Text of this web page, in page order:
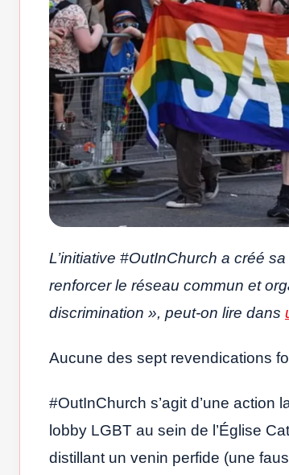
L’initiative #OutInChurch a créé
renforcer le réseau commun et
discrimination », peut-on lire dans
Aucune des sept revendications
#OutInChurch s’agit d’une
lobby LGBT au sein de l’Église
distillant un venin perfide (une